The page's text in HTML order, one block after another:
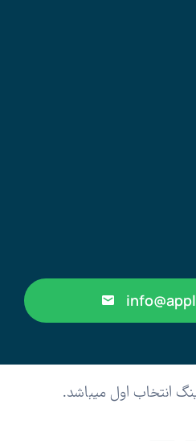
انتخاب اول میباشد.